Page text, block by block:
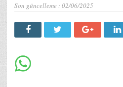
Son güncelleme :02/06/2025